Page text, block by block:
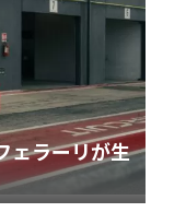
ェラーリが生